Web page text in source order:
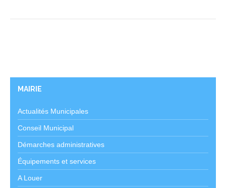
MAIRIE
Actualités Municipales
Conseil Municipal
Démarches administratives
Équipements et services
A Louer